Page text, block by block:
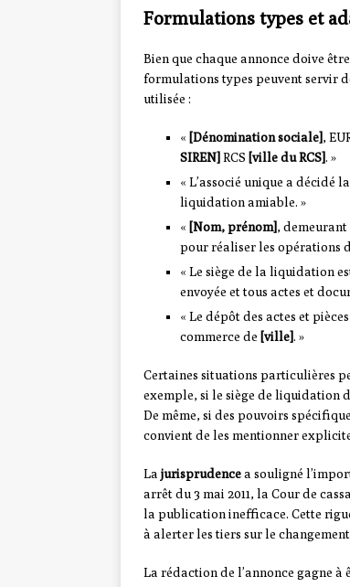
Formulations types et
Bien que chaque annonce doive
formulations types peuvent servir
utilisée :
« [Dénomination sociale],
SIREN] RCS [ville du RCS]. »
« L’associé unique a décidé
liquidation amiable. »
« [Nom, prénom], demeurant
pour réaliser les opérations
« Le siège de la liquidation
envoyée et tous actes et
« Le dépôt des actes et
commerce de [ville]. »
Certaines situations particulières
exemple, si le siège de liquidation
De même, si des pouvoirs
convient de les mentionner
La jurisprudencea souligné
arrêt du 3 mai 2011, la Cour de
la publication inefficace. Cette
à alerter les tiers sur le
La rédaction de l’annonce gagne